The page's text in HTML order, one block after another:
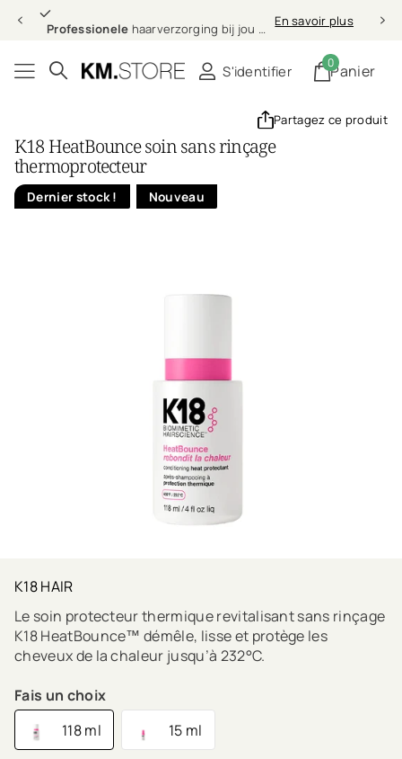
Professionele haarverzorging bij jou thuis En savoir plus
S'identifier Panier
0
Partagez ce produit
K18 HeatBounce soin sans rinçage
thermoprotecteur
Dernier stock ! Nouveau
K18 HAIR
Le soin protecteur thermique revitalisant sans rinçage
K18 HeatBounce™ démêle, lisse et protège les
cheveux de la chaleur jusqu’à 232°C.
Fais un choix
118 ml
15 ml